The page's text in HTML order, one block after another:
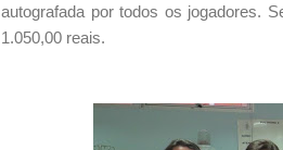
autografada por todos os jogadores.
1.050,00 reais.